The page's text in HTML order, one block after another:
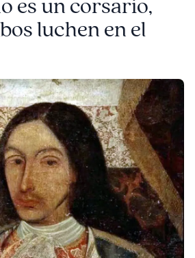
es un corsario,
luchen en el